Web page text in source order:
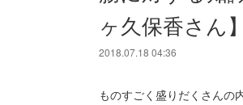
ヶ久保香さん】
2018.07.18 04:36
ものすごく盛りだくさんの